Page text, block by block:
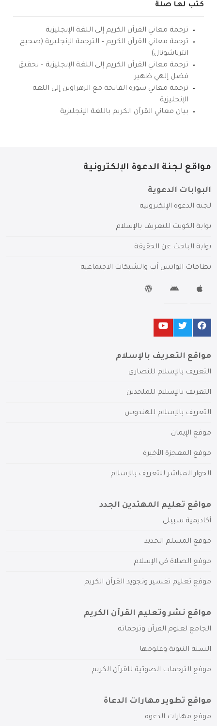
كتب لها صلة
ترجمة معاني القرآن الكريم إلى اللغة الإنجليزية
ترجمة معاني القرآن الكريم – الترجمة الإنجليزية (صحيح
انترناشونال)
ترجمة معاني القرآن الكريم إلى اللغة الإنجليزية – تحقيق
فضل إلهي ظهير
ترجمة معاني سورة الفاتحة مع الزهراوين إلى اللغة
الإنجليزية
بيان معاني القرآن الكريم باللغة الإنجليزية
مواقع لجنة الدعوة الإلكترونية
البوابات الدعوية
لجنة الدعوة الإلكترونية
بوابة الكويت للتعريف بالإسلام
بوابة الباحث عن الحقيقة
بطاقات الواتس آب والشبكات الاجتماعية
مواقع التعريف بالإسلام
التعريف بالإسلام للنصارى
التعريف بالإسلام للملحدين
التعريف بالإسلام للهندوس
موقع الإيمان
موقع المعجزة الأخيرة
الحوار المباشر للتعريف بالإسلام
مواقع تعليم المهتدين الجدد
أكاديمية سبيلي
موقع المسلم الجديد
موقع الصلاة في الإسلام
موقع تعليم تفسير وتجويد القرآن الكريم
مواقع نشر وتعليم القرآن الكريم
الجامع لعلوم القرآن وترجماته
السنة النبوية وعلومها
موقع الترجمات الصوتية للقرآن الكريم
مواقع تطوير مهارات الدعاة
موقع مهارات الدعوة